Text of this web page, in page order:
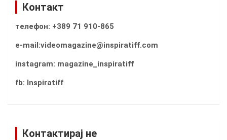
Контакт
телефон: +389 71 910-865
e-mail:videomagazine@inspiratiff.com
instagram: magazine_inspiratiff
fb: Inspiratiff
Контактирај не